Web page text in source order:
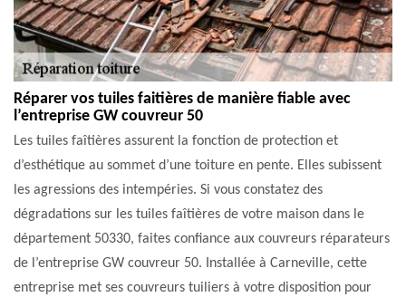
Réparer vos tuiles faitières de manière fiable avec
l’entreprise GW couvreur 50
Les tuiles faîtières assurent la fonction de protection et
d’esthétique au sommet d’une toiture en pente. Elles subissent
les agressions des intempéries. Si vous constatez des
dégradations sur les tuiles faîtières de votre maison dans le
département 50330, faites confiance aux couvreurs réparateurs
de l’entreprise GW couvreur 50. Installée à Carneville, cette
entreprise met ses couvreurs tuiliers à votre disposition pour